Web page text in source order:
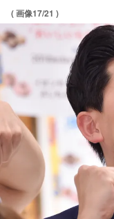
( 画像17/21 )